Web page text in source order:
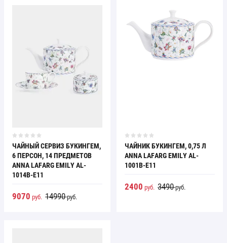
ЧАЙНЫЙ СЕРВИЗ БУКИНГЕМ,
6 ПЕРСОН, 14 ПРЕДМЕТОВ
ANNA LAFARG EMILY AL-
1014B-E11
9070 руб. 14990руб.
ЧАЙНИК БУКИНГЕМ, 0,75 Л
ANNA LAFARG EMILY AL-
1001B-E11
2400 руб. 3490руб.